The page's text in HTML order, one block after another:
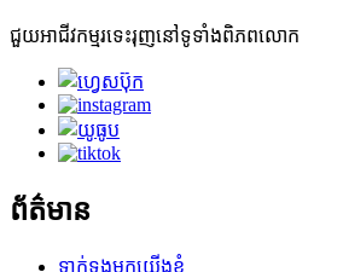
ជួយអាជីវកម្មរទេះរុញនៅទូទាំងពិភពលោក
ព័ត៌មាន
ទាក់ទងមកយើងខ្ញុំ